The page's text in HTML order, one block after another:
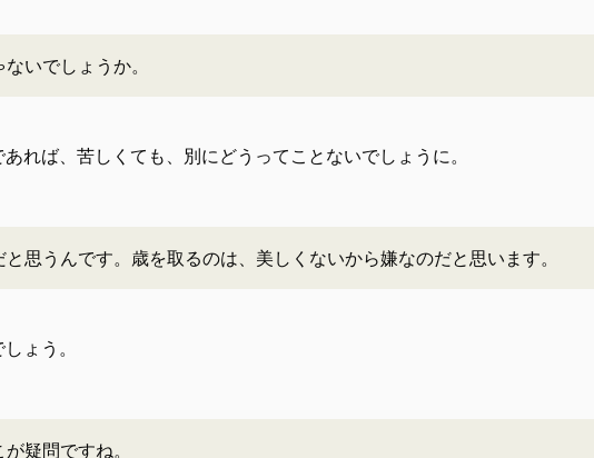
いでしょうか。
れば、苦しくても、別にどうってことないでしょうに。
思うんです。歳を取るのは、美しくないから嫌なのだと思います。
ょう。
疑問ですね。